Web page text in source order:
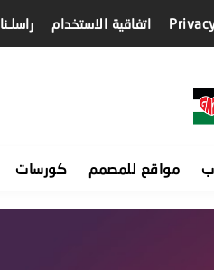
اتفاقية الاستخدام راسلـنا
مواقع للمصمم كورسات